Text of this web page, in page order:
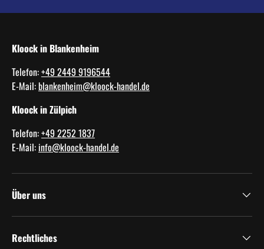
Kloock in Blankenheim
Telefon:+49 2449 9196544
E-Mail:blankenheim@kloock-handel.de
Kloock in Zülpich
Telefon:+49 2252 1837
E-Mail: info@kloock-handel.de
Über uns
Rechtliches